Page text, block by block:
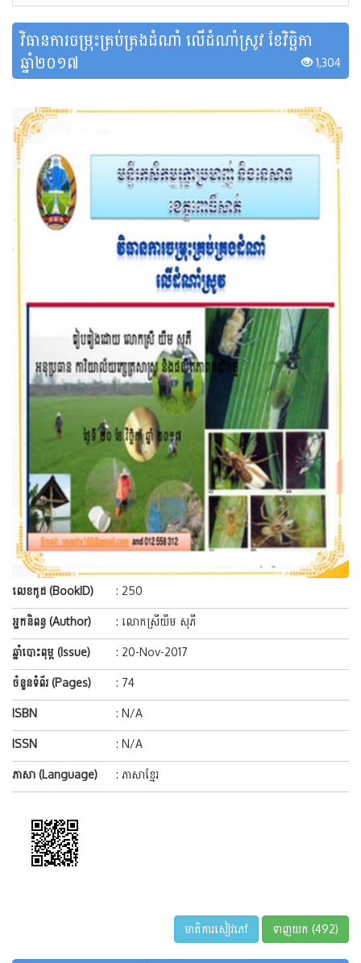
វិធានការចម្រុះគ្រប់គ្រងដំណាំ លើដំណាំស្រូវ ខែវិច្ឆិកា​
ឆ្នាំ២០១៧
1,304
លេខកូដ (BookID) : 250
អ្នកនិពន្ធ (Author) : លោកស្រីយឹម សុភី
ឆ្នាំបោះពុម្ព (Issue) : 20-Nov-2017
ចំនួនទំព័រ (Pages) : 74
ISBN : N/A
ISSN : N/A
ភាសា (Language) : ភាសាខ្មែរ
មាតិការសៀវភៅ ទាញយក (492)